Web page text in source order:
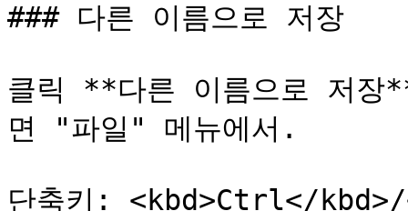
### 다른 이름으로 저장
클릭 **다른 이름으로 저장
면 "파일" 메뉴에서.
단축키: <kbd>Ctrl</kbd>/